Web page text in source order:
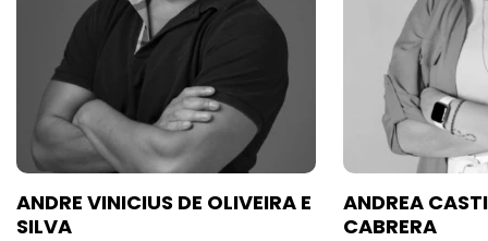
ANDRE VINICIUS DE OLIVEIRA E
SILVA
ANDREA
CABRERA